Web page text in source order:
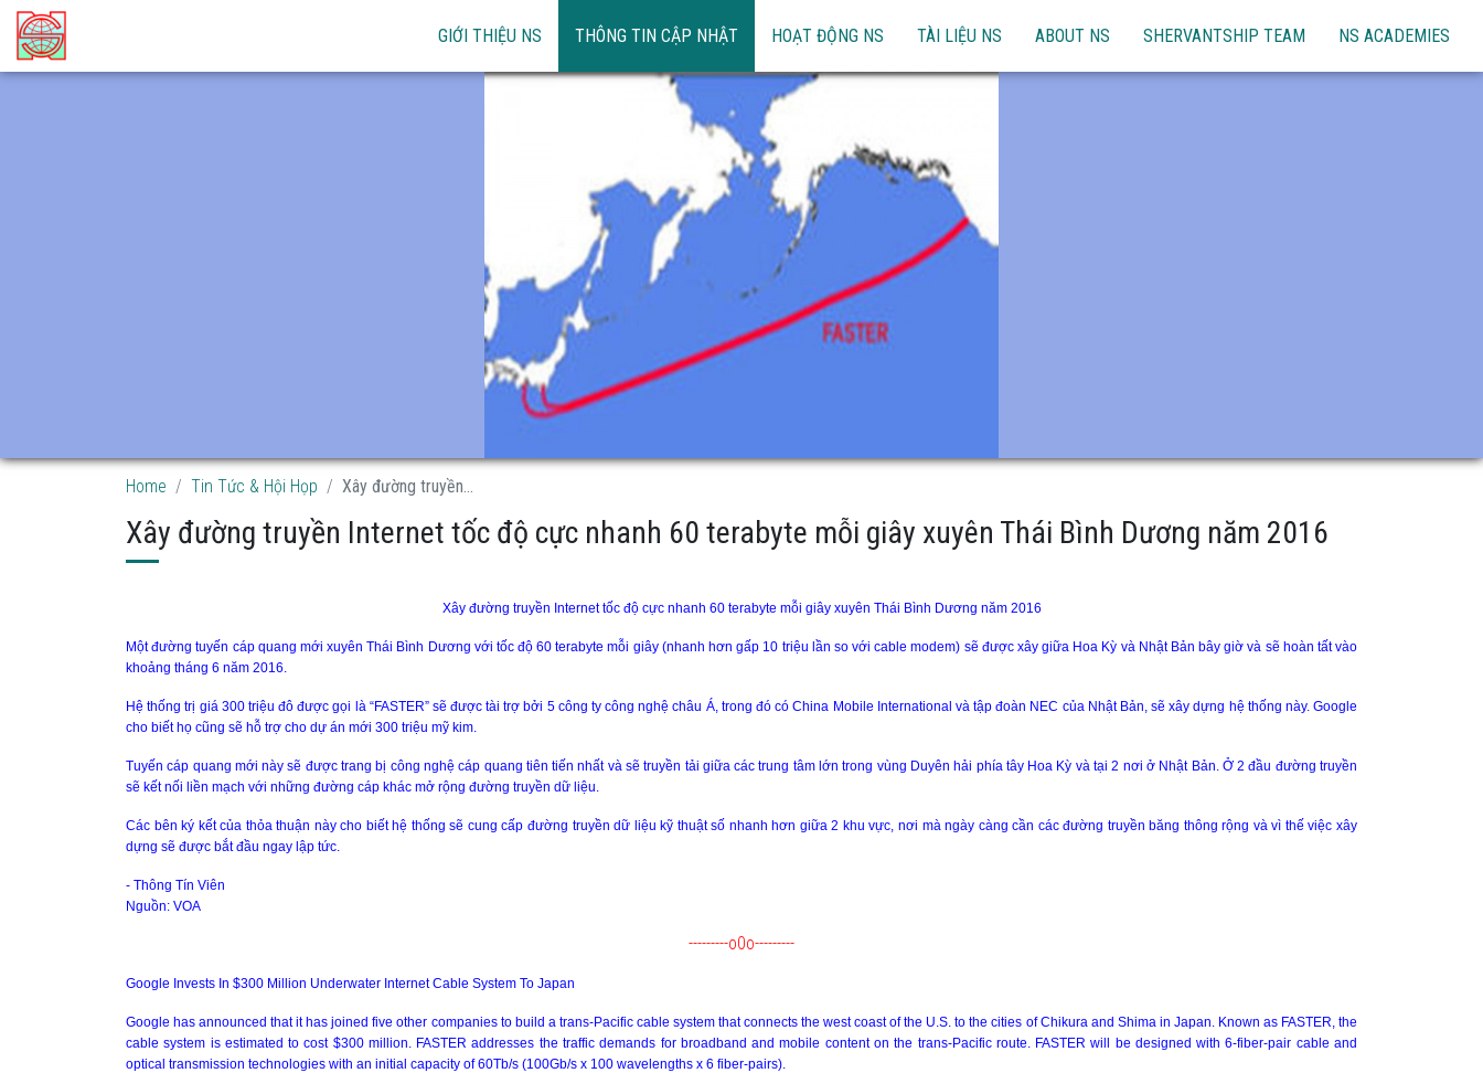
GIỚI THIỆU NS THÔNG TIN CẬP NHẬT HOẠT ĐỘNG NS TÀI LIỆU NS ABOUT NS SHERVANTSHIP TEAM NS ACADEMIES
Home Tin Tức & Hội Họp Xây đường truyền...
Xây đường truyền Internet tốc độ cực nhanh 60 terabyte mỗi giây xuyên Thái Bình Dương năm 2016
Xây đường truyền Internet tốc độ cực nhanh 60 terabyte mỗi giây xuyên Thái Bình Dương năm 2016
Một đường tuyến cáp quang mới xuyên Thái Bình Dương với tốc độ 60 terabyte mỗi giây (nhanh hơn gấp 10 triệu lần so với cable modem) sẽ được xây giữa Hoa Kỳ và Nhật Bản bây giờ và sẽ hoàn tất vào
khoảng tháng 6 năm 2016.
Hệ thống trị giá 300 triệu đô được gọi là “FASTER” sẽ được tài trợ bởi 5 công ty công nghệ châu Á, trong đó có China Mobile International và tập đoàn NEC của Nhật Bản, sẽ xây dựng hệ thống này. Google
cho biết họ cũng sẽ hỗ trợ cho dự án mới 300 triệu mỹ kim.
Tuyến cáp quang mới này sẽ được trang bị công nghệ cáp quang tiên tiến nhất và sẽ truyền tải giữa các trung tâm lớn trong vùng Duyên hải phía tây Hoa Kỳ và tại 2 nơi ở Nhật Bản. Ở 2 đầu đường truyền
sẽ kết nối liền mạch với những đường cáp khác mở rộng đường truyền dữ liệu.
Các bên ký kết của thỏa thuận này cho biết hệ thống sẽ cung cấp đường truyền dữ liệu kỹ thuật số nhanh hơn giữa 2 khu vực, nơi mà ngày càng cần các đường truyền băng thông rộng và vì thế việc xây
dựng sẽ được bắt đầu ngay lập tức.
- Thông Tín Viên
Nguồn: VOA
---------o0o---------
Google Invests In $300 Million Underwater Internet Cable System To Japan
Google has announced that it has joined five other companies to build a trans-Pacific cable system that connects the west coast of the U.S. to the cities of Chikura and Shima in Japan. Known as FASTER, the
cable system is estimated to cost $300 million. FASTER addresses the traffic demands for broadband and mobile content on the trans-Pacific route. FASTER will be designed with 6-fiber-pair cable and
optical transmission technologies with an initial capacity of 60Tb/s (100Gb/s x 100 wavelengths x 6 fiber-pairs).